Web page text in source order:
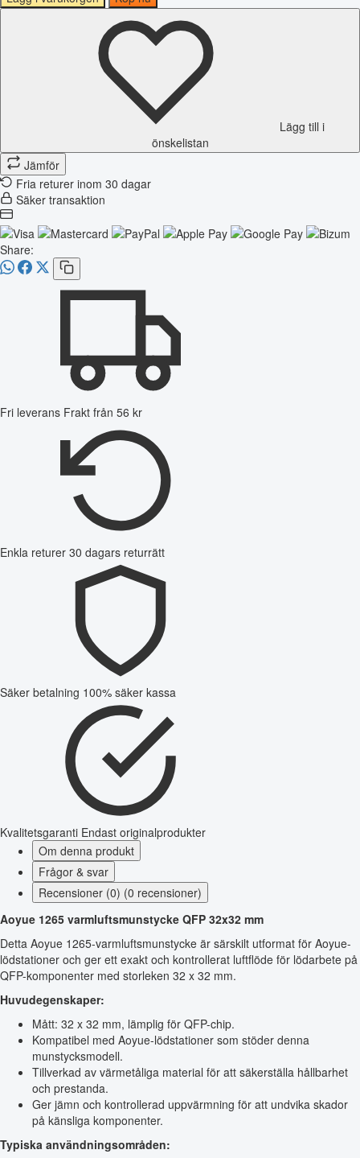
Lägg till i
önskelistan
Jämför
Fria returer inom 30 dagar
Säker transaktion
Share:
Fri leverans Frakt från 56 kr
Enkla returer 30 dagars returrätt
Säker betalning 100% säker kassa
Kvalitetsgaranti Endast originalprodukter
Om denna produkt
Frågor & svar
Recensioner (0) (0 recensioner)
Aoyue 1265 varmluftsmunstycke QFP 32x32 mm
Detta Aoyue 1265-varmluftsmunstycke är särskilt utformat för Aoyue-
lödstationer och ger ett exakt och kontrollerat luftflöde för lödarbete på
QFP-komponenter med storleken 32 x 32 mm.
Huvudegenskaper:
Mått: 32 x 32 mm, lämplig för QFP-chip.
Kompatibel med Aoyue-lödstationer som stöder denna
munstycksmodell.
Tillverkad av värmetåliga material för att säkerställa hållbarhet
och prestanda.
Ger jämn och kontrollerad uppvärmning för att undvika skador
på känsliga komponenter.
Typiska användningsområden: